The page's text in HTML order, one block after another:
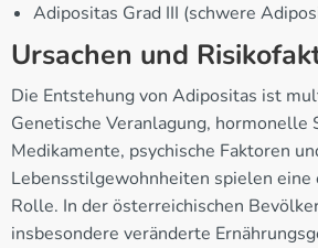
Adipositas Grad III (schwere
Ursachen und
Die Entstehung von Adipositas ist
Genetische Veranlagung, hormonelle
Medikamente, psychische Faktoren
Lebensstilgewohnheiten spielen eine
Rolle. In der österreichischen
insbesondere veränderte